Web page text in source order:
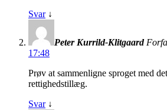
Svar ↓
Peter Kurrild-Klitgaard
17:48
Prøv at sammenligne sproget med
rettighedstillæg.
Svar ↓